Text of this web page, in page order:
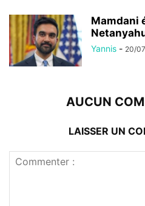
Mamdani
Yannis - 20/
AUCUN
LAISSER UN